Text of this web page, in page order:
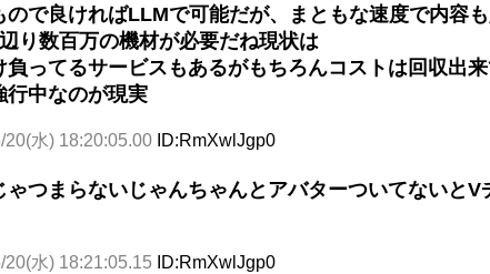
ので良ければLLMで可能だが、まともな速度で内容
り数百万の機材が必要だね現状は
負ってるサービスもあるがもちろんコストは回収出
行中なのが現実
20(水) 18:20:05.00 ID:RmXwlJgp0
ゃつまらないじゃんちゃんとアバターついてないとV
20(水) 18:21:05.15 ID:RmXwlJgp0